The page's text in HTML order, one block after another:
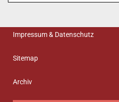
Impressum & Datenschutz
Sitemap
Archiv